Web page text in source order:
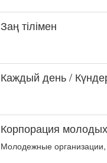
Заң тілімен
Каждый день /
Корпорация
Молодежные